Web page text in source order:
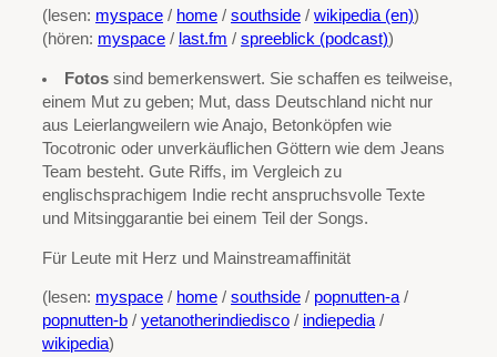
(lesen: myspace / home / southside / wikipedia (en))
(hören: myspace / last.fm / spreeblick (podcast))
Fotossind bemerkenswert. Sie schaffen es teilweise,
einem Mut zu geben; Mut, dass Deutschland nicht nur
aus Leierlangweilern wie Anajo, Betonköpfen wie
Tocotronic oder unverkäuflichen Göttern wie dem Jeans
Team besteht. Gute Riffs, im Vergleich zu
englischsprachigem Indie recht anspruchsvolle Texte
und Mitsinggarantie bei einem Teil der Songs.
Für Leute mit Herz und Mainstreamaffinität
(lesen: myspace / home / southside / popnutten-a/
popnutten-b / yetanotherindiedisco / indiepedia/
wikipedia)